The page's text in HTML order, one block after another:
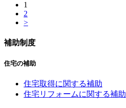
1
2
>
補助制度
住宅の補助
住宅取得に関する補助
住宅リフォームに関する補助